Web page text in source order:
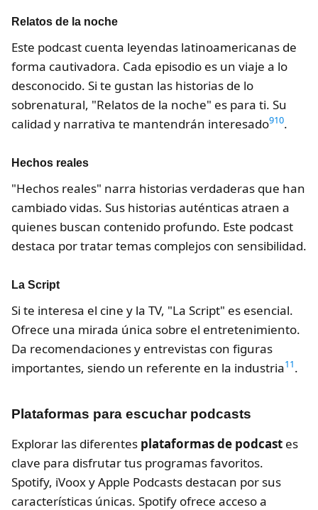
Relatos de la noche
Este podcast cuenta leyendas latinoamericanas de
forma cautivadora. Cada episodio es un viaje a lo
desconocido. Si te gustan las historias de lo
sobrenatural, "Relatos de la noche" es para ti. Su
calidad y narrativa te mantendrán interesado910.
Hechos reales
"Hechos reales" narra historias verdaderas que han
cambiado vidas. Sus historias auténticas atraen a
quienes buscan contenido profundo. Este podcast
destaca por tratar temas complejos con sensibilidad.
La Script
Si te interesa el cine y la TV, "La Script" es esencial.
Ofrece una mirada única sobre el entretenimiento.
Da recomendaciones y entrevistas con figuras
importantes, siendo un referente en la industria11.
Plataformas para escuchar podcasts
Explorar las diferentes plataformas de podcast es
clave para disfrutar tus programas favoritos.
Spotify, iVoox y Apple Podcasts destacan por sus
características únicas. Spotify ofrece acceso a